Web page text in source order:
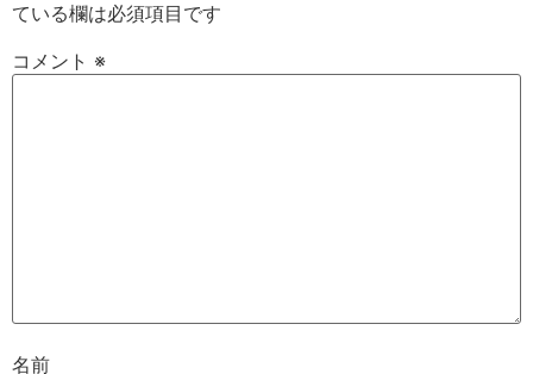
ている欄は必須項目です
コメント ※
名前